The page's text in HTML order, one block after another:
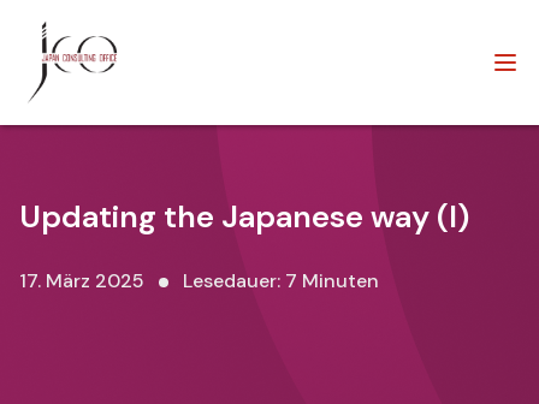
Updating the Japanese way (I)
17. März 2025 Lesedauer: 7 Minuten